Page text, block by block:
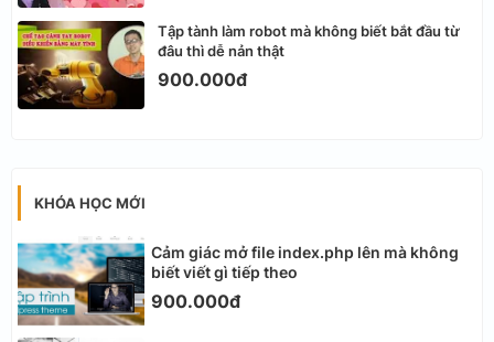
Tập tành làm robot mà không biết bắt đầu từ
đâu thì dễ nản thật
900.000đ
KHÓA HỌC MỚI
Cảm giác mở file index.php lên mà không
biết viết gì tiếp theo
900.000đ